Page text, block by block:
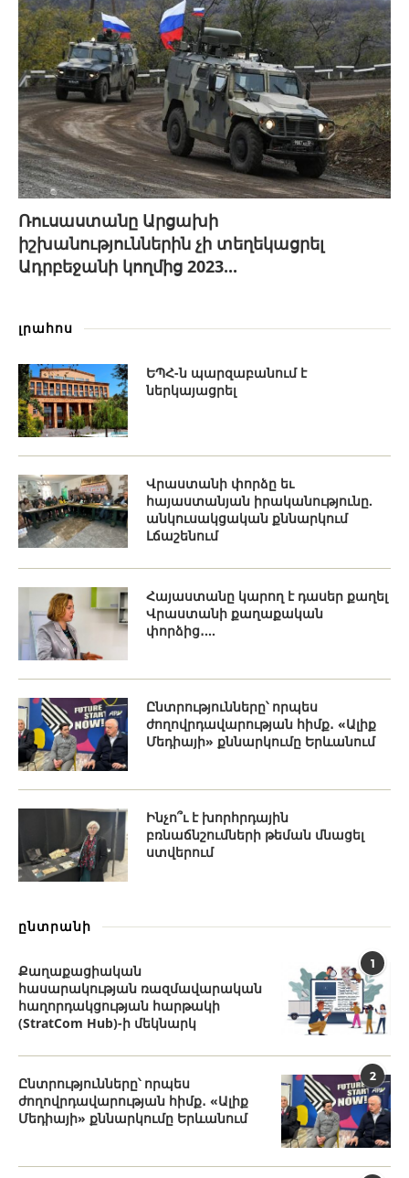
Ռուսաստանը Արցախի
իշխանություններին չի տեղեկացրել
Ադրբեջանի կողմից 2023...
լրահոս
ԵՊՀ-ն պարզաբանում է
ներկայացրել
Վրաստանի փորձը եւ
հայաստանյան իրականությունը.
անկուսակցական քննարկում
Լճաշենում
Հայաստանը կարող է դասեր քաղել
Վրաստանի քաղաքական
փորձից․...
Ընտրությունները՝ որպես
ժողովրդավարության հիմք․ «Ալիք
Մեդիայի» քննարկումը Երևանում
Ինչո՞ւ է խորհրդային
բռնաճնշումների թեման մնացել
ստվերում
ընտրանի
1
Քաղաքացիական
հասարակության ռազմավարական
հաղորդակցության հարթակի
(StratCom Hub)-ի մեկնարկ
2
Ընտրությունները՝ որպես
ժողովրդավարության հիմք․ «Ալիք
Մեդիայի» քննարկումը Երևանում